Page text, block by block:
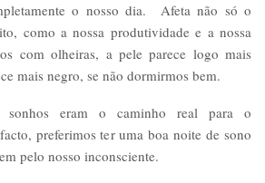
o nosso dia. Afeta não só o
como a nossa produtividade e a nossa
com olheiras, a pele parece logo mais
mais negro, se não dormirmos bem.
eram o caminho real para o
preferimos ter uma boa noite de sono
pelo nosso inconsciente.